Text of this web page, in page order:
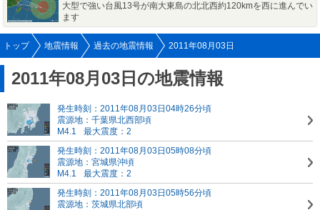
大型で強い台風13号が南大東島の北北西約120kmを西に進んでい
ます
トップ 地震情報 過去の地震情報 2011年08月03日
2011年08月03日の地震情報
発生時刻：2011年08月03日04時26分頃
震源地：千葉県北西部頃
M4.1
最大震度：2
発生時刻：2011年08月03日05時08分頃
震源地：宮城県沖頃
M4.1
最大震度：2
発生時刻：2011年08月03日05時56分頃
震源地：茨城県北部頃